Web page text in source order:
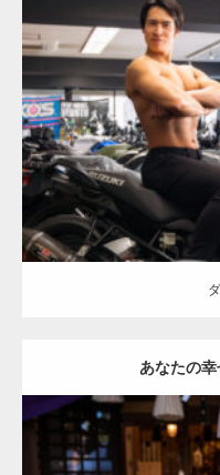
Category:バイク屋のマッチ
ダウンロード
あなたの